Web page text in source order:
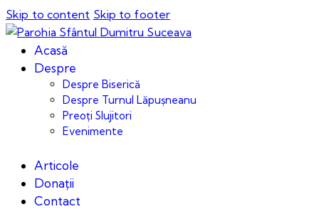
Skip to content Skip to footer
Acasă
Despre
Despre Biserică
Despre Turnul Lăpușneanu
Preoți Slujitori
Evenimente
Articole
Donații
Contact